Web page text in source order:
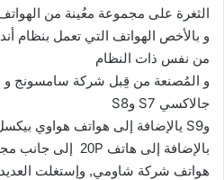
الثغرة على مجموعة معُينة من
من نفس ذات النظام
و المُصنعة من قِبل شركة سامسونج
جالاكسي S7 وS8
وS9 يالإضافة إلى هواتف هواوي بيكسل 1 و بيكسل
بالإضافة إلى هاتف P
20 إلى جانب
هواتف شركة شاومي, وإستغلت